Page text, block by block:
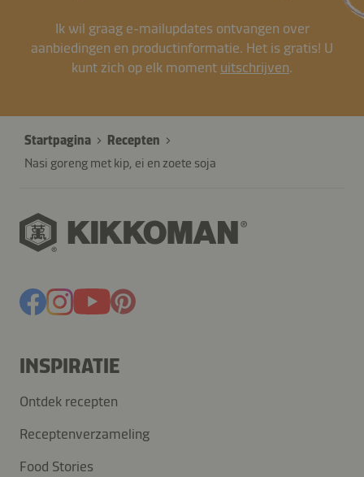
Ik wil graag e-mailupdates ontvangen over
aanbiedingen en productinformatie. Het is gratis! U
kunt zich op elk moment uitschrijven.
Startpagina
Recepten
Nasi goreng met kip, ei en zoete soja
INSPIRATIE
Ontdek recepten
Receptenverzameling
Food Stories